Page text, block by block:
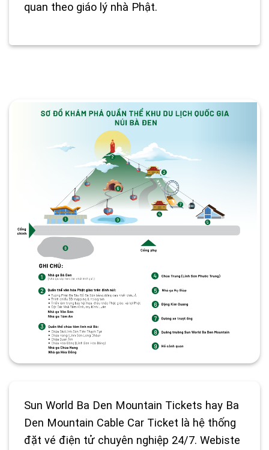
quan theo giáo lý nhà Phật.
Sun World Ba Den Mountain Tickets hay Ba
Den Mountain Cable Car Ticket là hệ thống
đặt vé điện tử chuyên nghiệp 24/7. Webiste